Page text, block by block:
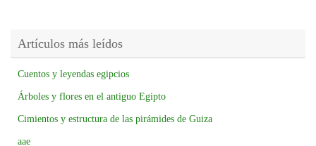
Artículos más leídos
Cuentos y leyendas egipcios
Árboles y flores en el antiguo Egipto
Cimientos y estructura de las pirámides de Guiza
aae